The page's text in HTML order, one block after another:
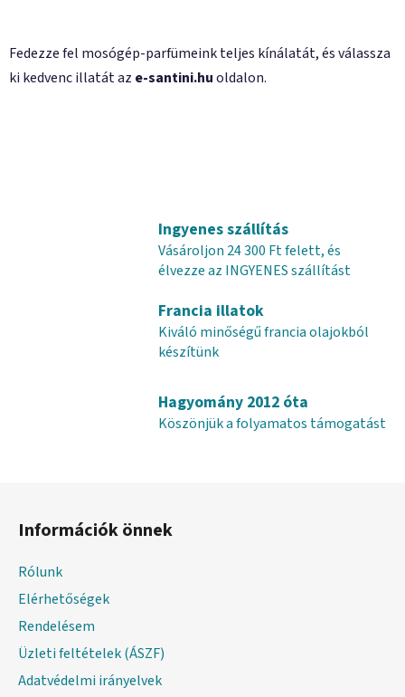
Fedezze fel mosógép-parfümeink teljes kínálatát, és válassza
ki kedvenc illatát az e-santini.huoldalon.
Ingyenes szállítás
Vásároljon 24 300 Ft felett, és
élvezze az INGYENES szállítást
Francia illatok
Kiváló minőségű francia olajokból
készítünk
Hagyomány 2012 óta
Köszönjük a folyamatos támogatást
Információk önnek
Rólunk
Elérhetőségek
Rendelésem
Üzleti feltételek (ÁSZF)
Adatvédelmi irányelvek